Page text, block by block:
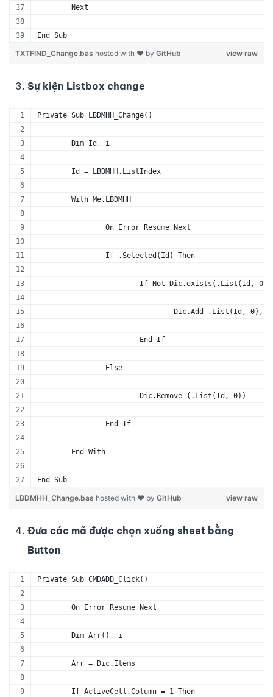
	Next
End Sub
view raw
TXTFIND_Change.bas hosted with ❤ by GitHub
Sự kiện Listbox change
Private Sub LBDMHH_Change()
	Dim Id, i
	Id = LBDMHH.ListIndex
	With Me.LBDMHH
		On Error Resume Next
		If .Selected(Id) Then
If Not Dic.exists(.List(Id,
Dic.Add .List(Id,
			End If
		Else
			Dic.Remove (.List(Id, 0))
		End If
	End With
End Sub
view raw
LBDMHH_Change.bas hosted with ❤ by GitHub
Đưa các mã được chọn xuống sheet bằng
Button
Private Sub CMDADD_Click()
	On Error Resume Next
	Dim Arr(), i
	Arr = Dic.Items
	If ActiveCell.Column = 1 Then